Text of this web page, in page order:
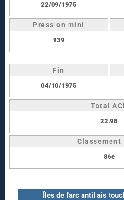
22/09/1975
Pression mini
939
Fin
04/10/1975
Total
22.98
Classement
86e
Îles de l'arc antillais